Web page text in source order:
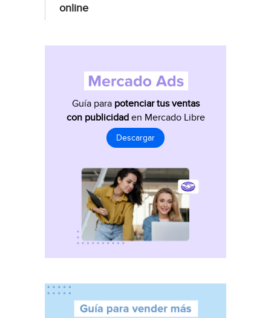
online
Guía para potenciar tus ventas
con publicidaden Mercado Libre
Descargar